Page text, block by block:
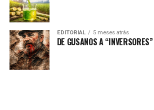
EDITORIAL 5 meses atrás
DE GUSANOS A “INVERSORES”